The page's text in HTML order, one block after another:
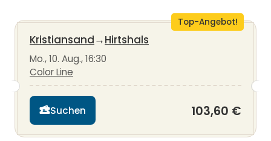
Top-Angebot!
Kristiansand→Hirtshals
Mo., 10. Aug., 16:30
Color Line
Suchen 103,60 €